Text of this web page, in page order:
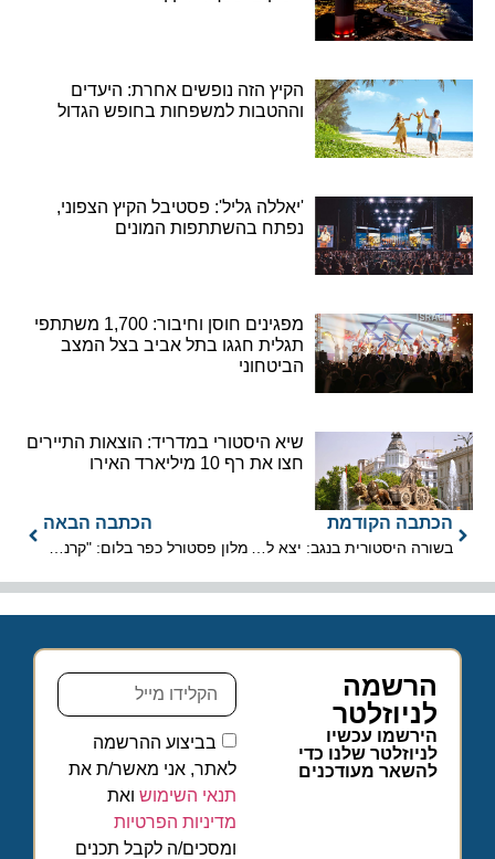
הקיץ הזה נופשים אחרת: היעדים
וההטבות למשפחות בחופש הגדול
'יאללה גליל': פסטיבל הקיץ הצפוני,
נפתח בהשתתפות המונים
מפגינים חוסן וחיבור: 1,700 משתתפי
תגלית חגגו בתל אביב בצל המצב
הביטחוני
שיא היסטורי במדריד: הוצאות התיירים
חצו את רף 10 מיליארד האירו
הכתבה הקודמת
בשורה היסטורית בנגב: יצא לדרך הפרויקט להקמת שדה התעופה המשלים לנתב"ג
הכתבה הבאה
מלון פסטורל כפר בלום: "קרנבל החיות" סופשבוע מוזיקלי-תיאטרלי
הרשמה
לניוזלטר
הירשמו עכשיו
לניוזלטר שלנו כדי
להשאר מעודכנים
בביצוע ההרשמה
לאתר, אני מאשר/ת את
תנאי השימוש ואת
מדיניות הפרטיות
ומסכים/ה לקבל תכנים